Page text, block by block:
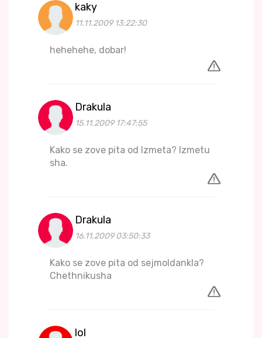
kaky
11.11.2009 13:22:30
hehehehe, dobar!
Drakula
15.11.2009 17:47:55
Kako se zove pita od Izmeta? Izmetu
sha.
Drakula
16.11.2009 03:50:33
Kako se zove pita od sejmoldankla?
Chethnikusha
lol